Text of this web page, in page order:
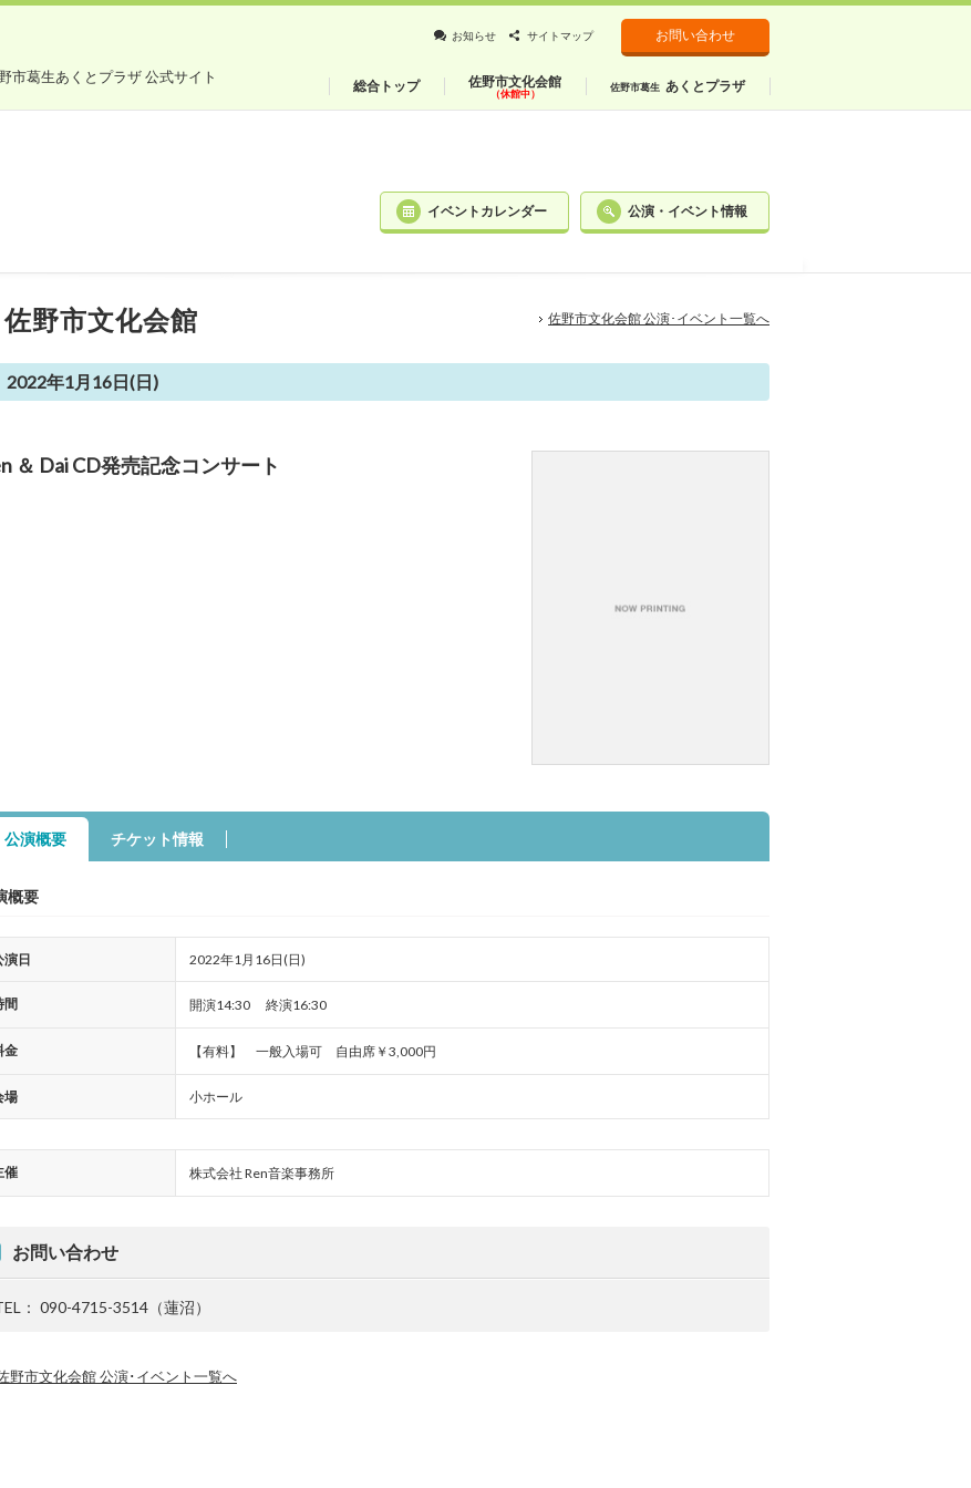
市葛生あくとプラザ 公式サイト
総合トップ 佐野市文化会館
（休館中） 佐野市葛生 あくとプラザ
お知らせ サイトマップ お問い合わせ
イベントカレンダー 公演・イベント情報
佐野市文化会館 佐野市文化会館 公演･イベント一覧へ
2022年1月16日(日)
＆ Dai CD発売記念コンサート
公演概要 チケット情報
概要
演日 2022年1月16日(日)
間 開演14:30 終演16:30
金 【有料】 一般入場可 自由席￥3,000円
場 小ホール
催 株式会社 Ren音楽事務所
お問い合わせ
： 090-4715-3514（蓮沼）
野市文化会館 公演･イベント一覧へ